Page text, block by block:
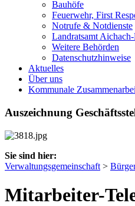
Bauhöfe
Feuerwehr, First
Notrufe & Notdienste
Landratsamt
Weitere Behörden
Datenschutzhinweise
Aktuelles
Über uns
Kommunale
Auszeichnung
Sie sind hier:
Verwaltungsgemeinschaft >
Mitarbeiter-